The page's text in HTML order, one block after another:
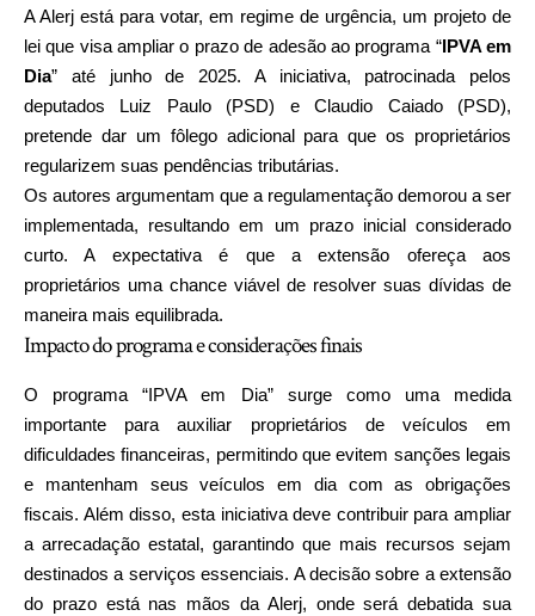
A Alerj está para votar, em regime de urgência, um projeto de
lei que visa ampliar o prazo de adesão ao programa “IPVA em
Dia” até junho de 2025. A iniciativa, patrocinada pelos
deputados Luiz Paulo (PSD) e Claudio Caiado (PSD),
pretende dar um fôlego adicional para que os proprietários
regularizem suas pendências tributárias.
Os autores argumentam que a regulamentação demorou a ser
implementada, resultando em um prazo inicial considerado
curto. A expectativa é que a extensão ofereça aos
proprietários uma chance viável de resolver suas dívidas de
maneira mais equilibrada.
Impacto do programa e considerações finais
O programa “IPVA em Dia” surge como uma medida
importante para auxiliar proprietários de veículos em
dificuldades financeiras, permitindo que evitem sanções legais
e mantenham seus veículos em dia com as obrigações
fiscais. Além disso, esta iniciativa deve contribuir para ampliar
a arrecadação estatal, garantindo que mais recursos sejam
destinados a serviços essenciais. A decisão sobre a extensão
do prazo está nas mãos da Alerj, onde será debatida sua